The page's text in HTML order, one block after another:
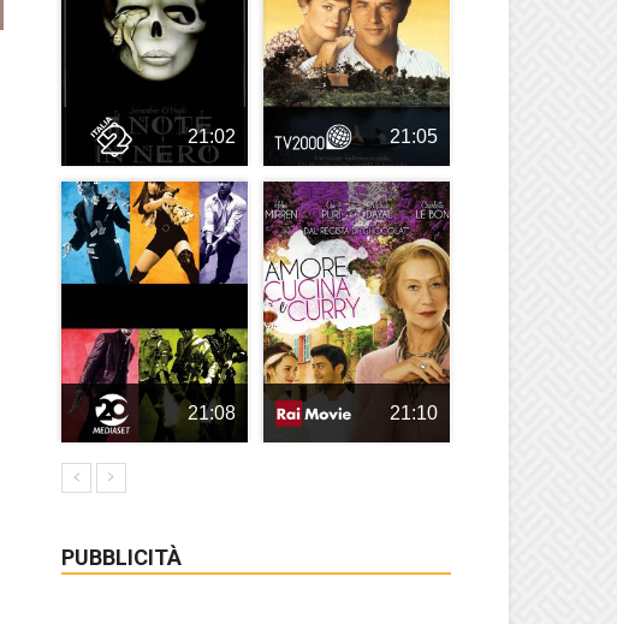
21:02 21:05
21:08 21:10
PUBBLICITÀ